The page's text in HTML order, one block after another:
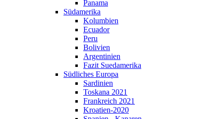
Panama
Südamerika
Kolumbien
Ecuador
Peru
Bolivien
Argentinien
Fazit Suedamerika
Südliches Europa
Sardinien
Toskana 2021
Frankreich 2021
Kroatien-2020